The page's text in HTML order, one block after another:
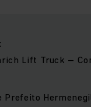
Lift Truck –
Prefeito